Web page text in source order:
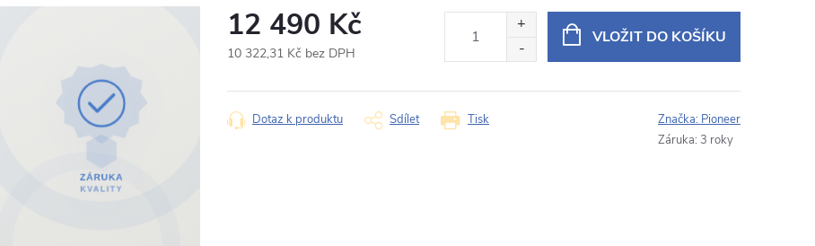
Produkt:Autorádio Pioneer SPH-PF97BT pro Hyundai Santa Fe 2
12 490 Kč
10 322,31 Kč bez DPH
cena:
VLOŽIT DO KOŠÍKU
Tisk
Dotaz k produktu Sdílet Značka: Pioneer
Záruka: 3 roky